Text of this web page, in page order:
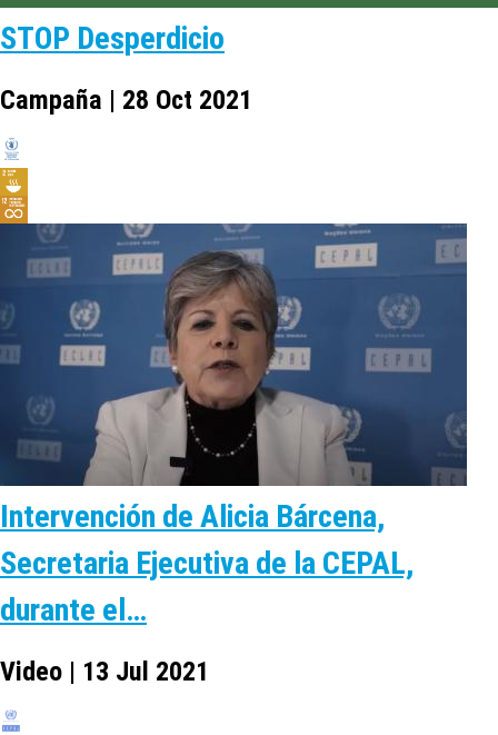
STOP Desperdicio
Campaña | 28 Oct 2021
Intervención de Alicia Bárcena,
Secretaria Ejecutiva de la CEPAL,
durante el…
Video | 13 Jul 2021